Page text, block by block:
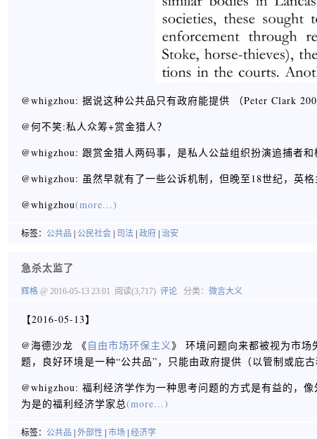
@whigzhou: 据说这种公共品只有政府能提供 （Peter Clark
@何不笑:私人众筹+赏金猎人？
@whigzhou: 跟赏金猎人两码事，是私人公益组织扮演追捕者
@whigzhou: 虽然早就有了一些公诉机制，但晚至18世纪，英
@whigzhou(more...)
标签： 公共品 公民社会 司法 政府 治安
急杀太监了
辉格 @ 2016-05-13 23:01 阅读(3,717) 评论 分类： 微言大义
【2016-05-13】
@海德沙龙 《自由市场环保主义》 环境问题向来都被视为市场
题，良好环境是一种“公共品”，只能由政府提供（以管制或庇
@whigzhou: 福利经济学作为一种思考问题的方式是有益的，
为是的福利经济学家总(more...)
标签： 公共品 外部性 市场 经济学